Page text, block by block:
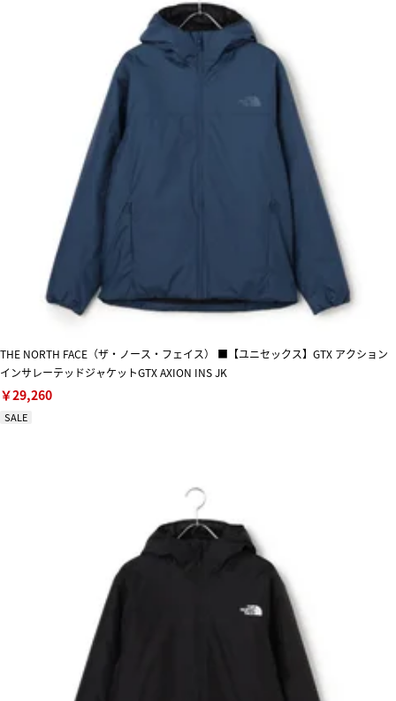
THE NORTH FACE（ザ・ノース・フェイス） ■【ユニセックス】GTX アクション
インサレーテッドジャケットGTX AXION INS JK
￥29,260
SALE